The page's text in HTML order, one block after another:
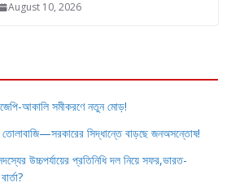
August 10, 2026
আকালি সমীকরণে নতুন মোড়!
তোলাবাজি—সরকারের সিদ্ধান্তে বাড়ছে জনঅসন্তোষ!
উচ্চপর্যায়ের প্রতিনিধি দল নিয়ে সফর,ভারত-